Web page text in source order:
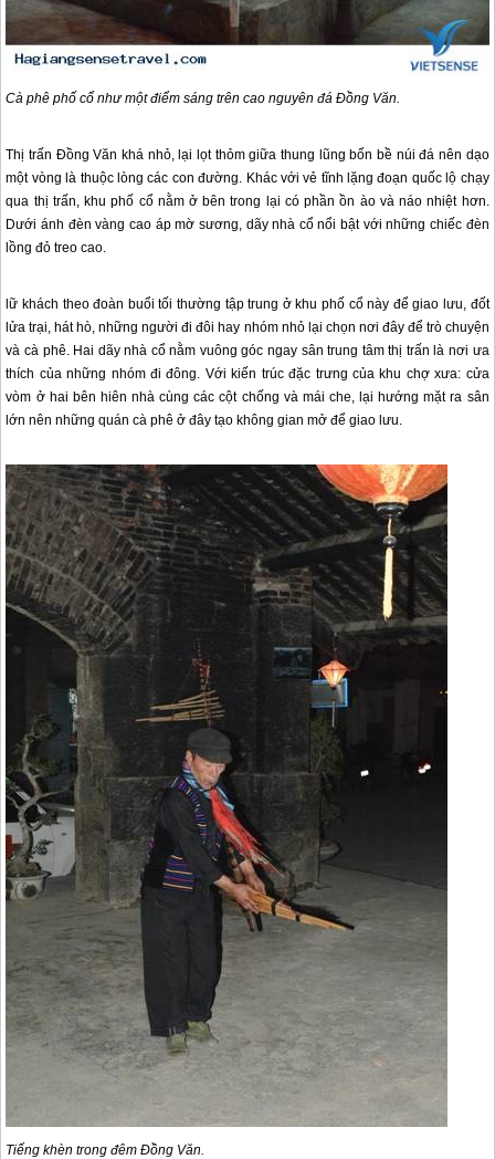
Cà phê phố cổ như một điểm sáng trên cao nguyên đá Đồng Văn.
Thị trấn Đồng Văn khá nhỏ, lại lọt thỏm giữa thung lũng bốn bề núi đá nên dạo
một vòng là thuộc lòng các con đường. Khác với vẻ tĩnh lặng đoạn quốc lộ chạy
qua thị trấn, khu phố cổ nằm ở bên trong lại có phần ồn ào và náo nhiệt hơn.
Dưới ánh đèn vàng cao áp mờ sương, dãy nhà cổ nổi bật với những chiếc đèn
lồng đỏ treo cao.
lữ khách theo đoàn buổi tối thường tập trung ở khu phố cổ này để giao lưu, đốt
lửa trại, hát hò, những người đi đôi hay nhóm nhỏ lại chọn nơi đây để trò chuyện
và cà phê. Hai dãy nhà cổ nằm vuông góc ngay sân trung tâm thị trấn là nơi ưa
thích của những nhóm đi đông. Với kiến trúc đặc trưng của khu chợ xưa: cửa
vòm ở hai bên hiên nhà cùng các cột chống và mái che, lại hướng mặt ra sân
lớn nên những quán cà phê ở đây tạo không gian mở để giao lưu.
Tiếng khèn trong đêm Đồng Văn.